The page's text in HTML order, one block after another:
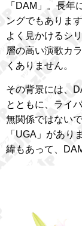
「DAM」。長年
ングでもありま
よく見かけるシ
層の高い演歌カ
くありません。
その背景には、
とともに、ライ
無関係ではない
「UGA」があり
緯もあって、